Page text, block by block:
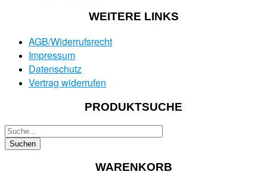
WEITERE LINKS
AGB/Widerrufsrecht
Impressum
Datenschutz
Vertrag widerrufen
PRODUKTSUCHE
WARENKORB